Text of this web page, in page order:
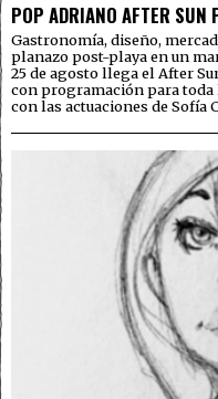
POP ADRIANO AFTER SUN
Gastronomía, diseño,
planazo post-playa en un
25 de agosto llega el After
con programación para toda
con las actuaciones de Sofía